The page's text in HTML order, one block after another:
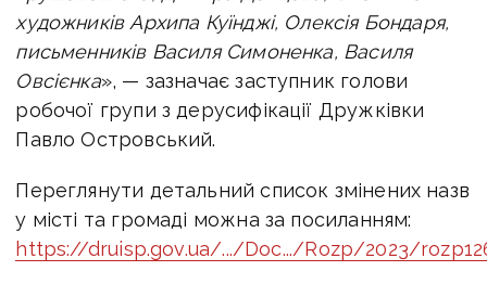
художників Архипа Куїнджі, Олексія Бондаря,
письменників Василя Симоненка, Василя
Овсієнка», — зазначає заступник голови
робочої групи з дерусифікації Дружківки
Павло Островський.
Переглянути детальний список змінених назв
у місті та громаді можна за посиланням:
https://druisp.gov.ua/.../Doc.../Rozp/2023/